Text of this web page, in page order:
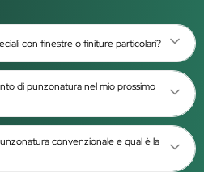
con finestre o finiture particolari?
di punzonatura nel mio prossimo
convenzionale e qual è la